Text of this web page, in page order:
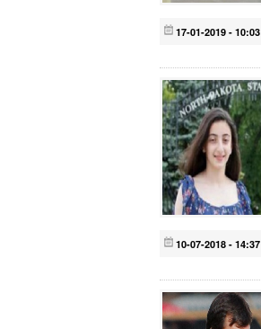
17-01-2019 - 10:03
10-07-2018 - 14:37